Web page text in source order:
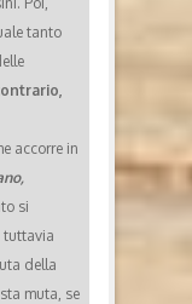
tanto
accorre in
si
tuttavia
della
muta, se